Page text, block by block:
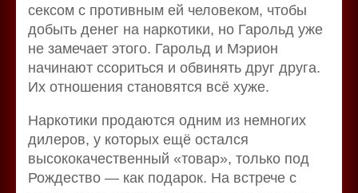
сексом с противным ей человеком, чтобы
добыть денег на наркотики, но Гарольд уже
не замечает этого. Гарольд и Мэрион
начинают ссориться и обвинять друг друга.
Их отношения становятся всё хуже.
Наркотики продаются одним из немногих
дилеров, у которых ещё остался
высококачественный «товар», только под
Рождество — как подарок. На встрече с